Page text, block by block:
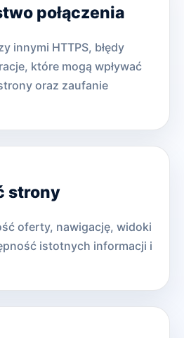
połączenia
innymi HTTPS, błędy
które mogą wpływać
oraz zaufanie
strony
oferty, nawigację, widoki
istotnych informacji i